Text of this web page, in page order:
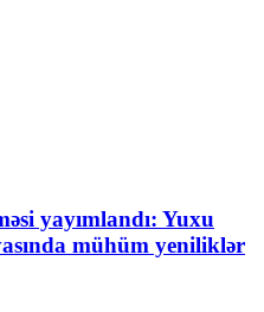
yayımlandı: Yuxu
mühüm yeniliklər